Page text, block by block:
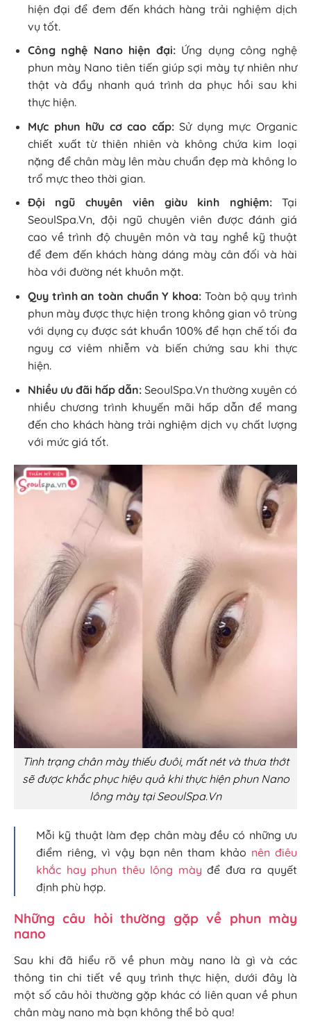
hiện đại để đem đến khách hàng trải nghiệm dịch
vụ tốt.
Công nghệ Nano hiện đại: Ứng dụng công nghệ
phun mày Nano tiên tiến giúp sợi mày tự nhiên như
thật và đẩy nhanh quá trình da phục hồi sau khi
thực hiện.
Mực phun hữu cơ cao cấp:Sử dụng mực Organic
chiết xuất từ thiên nhiên và không chứa kim loại
nặng để chân mày lên màu chuẩn đẹp mà không lo
trổ mực theo thời gian.
Đội ngũ chuyên viên giàu kinh nghiệm: Tại
SeoulSpa.Vn, đội ngũ chuyên viên được đánh giá
cao về trình độ chuyên môn và tay nghề kỹ thuật
để đem đến khách hàng dáng mày cân đối và hài
hòa với đường nét khuôn mặt.
Quy trình an toàn chuẩn Y khoa: Toàn bộ quy trình
phun mày được thực hiện trong không gian vô trùng
với dụng cụ được sát khuẩn 100% để hạn chế tối đa
nguy cơ viêm nhiễm và biến chứng sau khi thực
hiện.
Nhiều ưu đãi hấp dẫn: SeoulSpa.Vn thường xuyên có
nhiều chương trình khuyến mãi hấp dẫn để mang
đến cho khách hàng trải nghiệm dịch vụ chất lượng
với mức giá tốt.
Tình trạng chân mày thiếu đuôi, mất nét và thưa thớt
sẽ được khắc phục hiệu quả khi thực hiện phun Nano
lông mày tại SeoulSpa.Vn
Mỗi kỹ thuật làm đẹp chân mày đều có những ưu
điểm riêng, vì vậy bạn nên tham khảo nên điêu
khắc hay phun thêu lông mày để đưa ra quyết
định phù hợp.
Những câu hỏi thường gặp về phun mày
nano
Sau khi đã hiểu rõ về phun mày nano là gì và các
thông tin chi tiết về quy trình thực hiện, dưới đây là
một số câu hỏi thường gặp khác có liên quan về phun
chân mày nano mà bạn không thể bỏ qua!